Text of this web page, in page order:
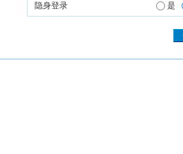
隐身登录 是